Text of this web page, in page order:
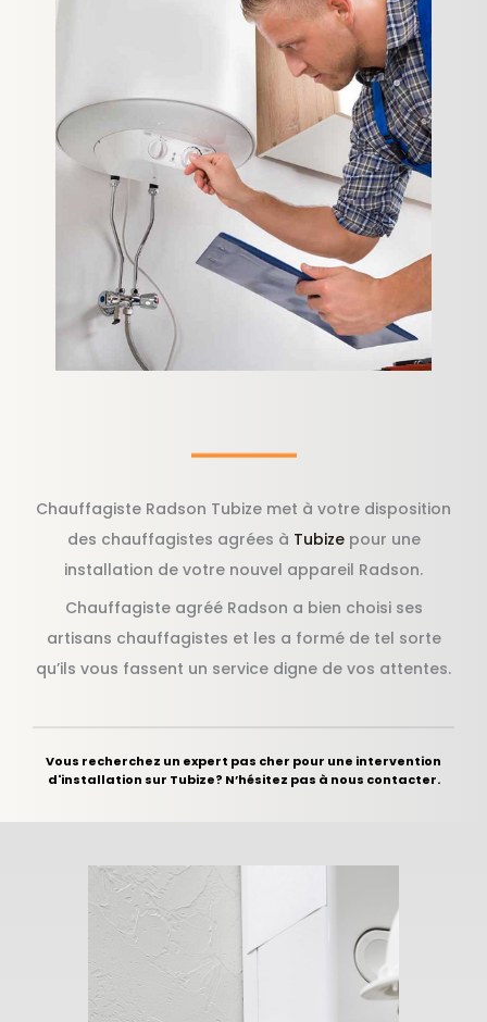
Chauffagiste Radson Tubize met à votre disposition
des chauffagistes agrées à Tubize pour une
installation de votre nouvel appareil Radson.
Chauffagiste agréé Radson a bien choisi ses
artisans chauffagistes et les a formé de tel sorte
qu’ils vous fassent un service digne de vos attentes.
Vous recherchez un expert pas cher pour une intervention
d'installation sur Tubize? N’hésitez pas à nous contacter.